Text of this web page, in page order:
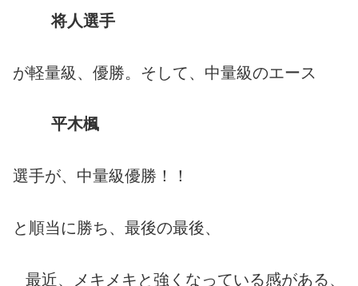
将人選手
が軽量級、優勝。そして、中量級のエース
平木楓
選手が、中量級優勝！！
と順当に勝ち、最後の最後、
最近、メキメキと強くなっている感がある、